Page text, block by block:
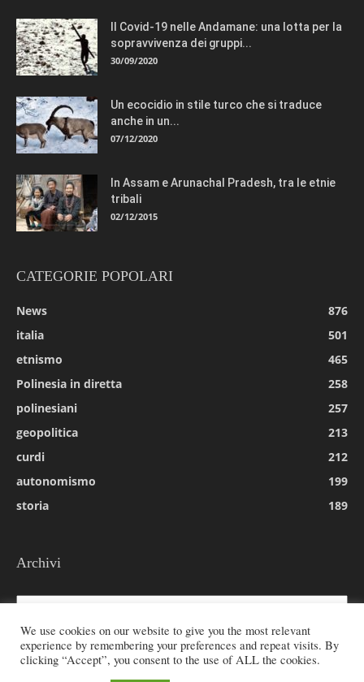
Il Covid-19 nelle Andamane: una lotta per la
sopravvivenza dei gruppi...
30/09/2020
Un ecocidio in stile turco che si traduce
anche in un...
07/12/2020
In Assam e Arunachal Pradesh, tra le etnie
tribali
02/12/2015
CATEGORIE POPOLARI
News
876
italia
501
etnismo
465
Polinesia in diretta
258
polinesiani
257
geopolitica
213
curdi
212
autonomismo
199
storia
189
Archivi
Archivi
We use cookies on our website to give you the most relevant
experience by remembering your preferences and repeat visits. By
clicking “Accept”, you consent to the use of ALL the cookies.